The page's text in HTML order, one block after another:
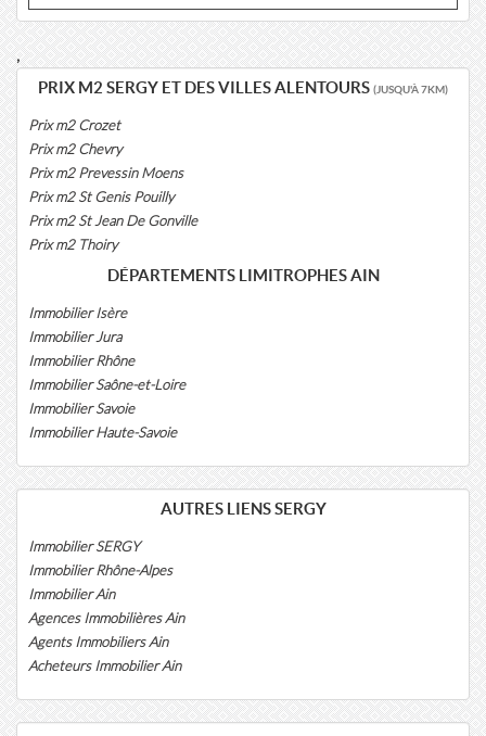
,
PRIX M2 SERGY ET DES VILLES ALENTOURS (JUSQU'À 7KM)
Prix m2 Crozet
Prix m2 Chevry
Prix m2 Prevessin Moens
Prix m2 St Genis Pouilly
Prix m2 St Jean De Gonville
Prix m2 Thoiry
DÉPARTEMENTS LIMITROPHES AIN
Immobilier Isère
Immobilier Jura
Immobilier Rhône
Immobilier Saône-et-Loire
Immobilier Savoie
Immobilier Haute-Savoie
AUTRES LIENS SERGY
Immobilier SERGY
Immobilier Rhône-Alpes
Immobilier Ain
Agences Immobilières Ain
Agents Immobiliers Ain
Acheteurs Immobilier Ain